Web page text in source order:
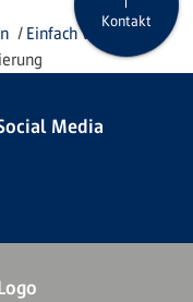
Einfach vorsorgen
Kontakt
Media